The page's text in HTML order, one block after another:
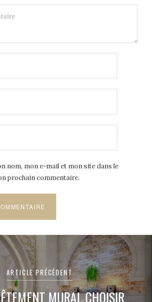
nom, mon e-mail et mon site dans le
prochain commentaire.
ARTICLE PRÉCÉDENT
MURAL CHOISIR